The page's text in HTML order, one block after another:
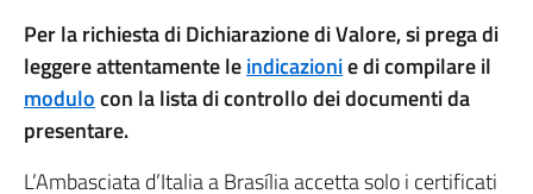
Per la richiesta di Dichiarazione di Valore, si prega di
leggere attentamente leindicazionie di compilare il
modulocon la lista di controllo dei documenti da
presentare.
L’Ambasciata d’Italia a Brasília accetta solo i certificati